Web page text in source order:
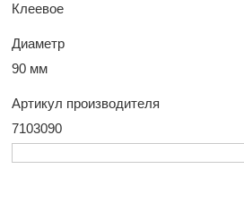
Клеевое
Диаметр
90 мм
Артикул производителя
7103090